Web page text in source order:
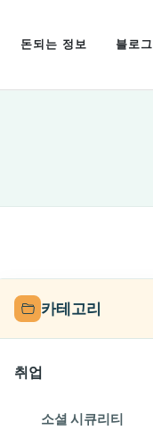
돈되는 정보 블로그
카테고리
취업
소셜 시큐리티